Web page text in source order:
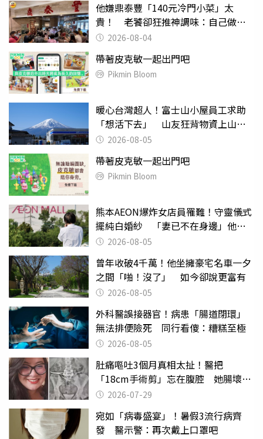
他嫌鼎泰豐「140元冷門小菜」太
貴！ 老饕卻狂推神調味：自己做不
出來2026-08-04
帶著皮克敏一起出門吧
Pikmin Bloom
暖心台灣超人！富士山小屋員工求助
「想活下去」 山友狂背物資上山：
台灣真的是寶島
2026-08-05
帶著皮克敏一起出門吧
Pikmin Bloom
熊本AEON爆炸女店員罹難！守靈儀式
擺純白婚紗 「妻已不在身邊」他淚
喊：無法想像
2026-08-05
曾年收破4千萬！他坐擁豪宅名車一夕
之間「啪！沒了」 如今卻說更富有
2026-08-05
外科醫誤接器官！病患「腸道閉環」
無法排便險死 同行看傻：糟糕至極
2026-08-05
肚痛嘔吐3個月真相太扯！醫把
「18cm手術剪」忘在腹腔 她腸壞死
險喪命
2026-07-29
宛如「病毒盛宴」！暑假3流行病齊
發 醫示警：再次戴上口罩吧